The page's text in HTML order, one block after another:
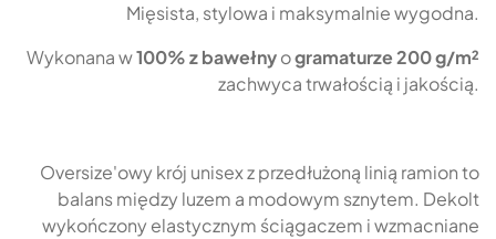
Mięsista, stylowa i maksymalnie wygodna.
Wykonana w100% z bawełnyogramaturze 200 g/m²
zachwyca trwałością i jakością.
Oversize'owy krój unisex z przedłużoną linią ramion to
balans między luzem a modowym sznytem. Dekolt
wykończony elastycznym ściągaczem i wzmacniane